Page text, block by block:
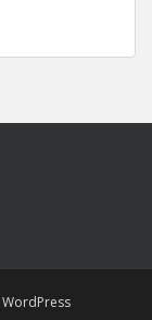
WordPress